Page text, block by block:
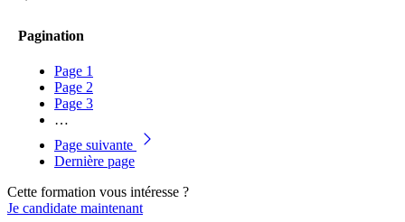
Pagination
Page 1
Page 2
Page 3
…
Page suivante
Dernière page
Cette formation vous intéresse ?
Je candidate maintenant